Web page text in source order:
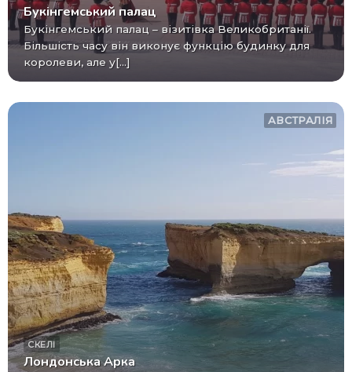
Букінгемський палац
Букінгемський палац – візитівка Великобританії.
Більшість часу він виконує функцію будинку для
королеви, але у[...]
АВСТРАЛІЯ
СКЕЛІ
Лондонська Арка